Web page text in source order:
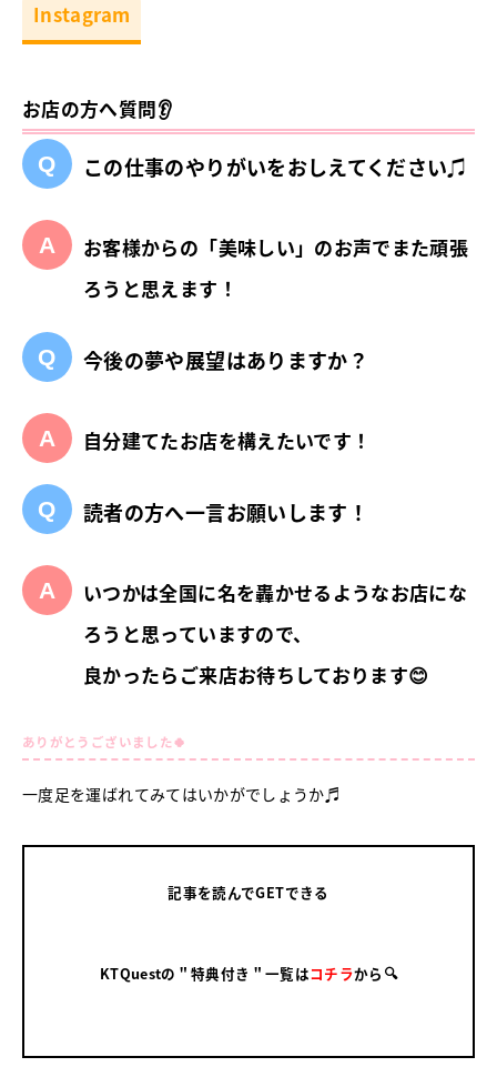
Instagram
お店の方へ質問👂
この仕事のやりがいをおしえてください♫
お客様からの「美味しい」のお声でまた頑張
ろうと思えます！
今後の夢や展望はありますか？
自分建てたお店を構えたいです！
読者の方へ一言お願いします！
いつかは全国に名を轟かせるようなお店にな
ろうと思っていますので、
良かったらご来店お待ちしております😊
ありがとうございました🍀
一度足を運ばれてみてはいかがでしょうか♬
記事を読んでGETできる
KTQuestの＂特典付き＂一覧はコチラから🔍